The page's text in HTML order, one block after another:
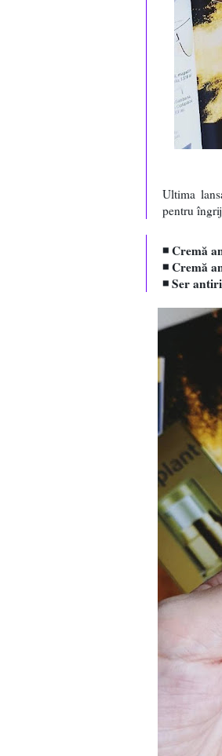
Ultima
pentru
◾ Cremă
◾ Cremă
◾ Ser